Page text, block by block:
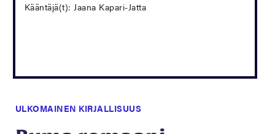
Kääntäjä(t): Jaana Kapari-Jatta
ULKOMAINEN KIRJALLISUUS